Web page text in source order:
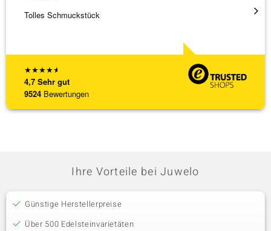
★★★★★
4,7 Sehr gut
9524 Bewertungen
Tolles Schmuckstück
Ich
Ihre Vorteile bei Juwelo
Günstige Herstellerpreise
Über 500 Edelsteinvarietäten